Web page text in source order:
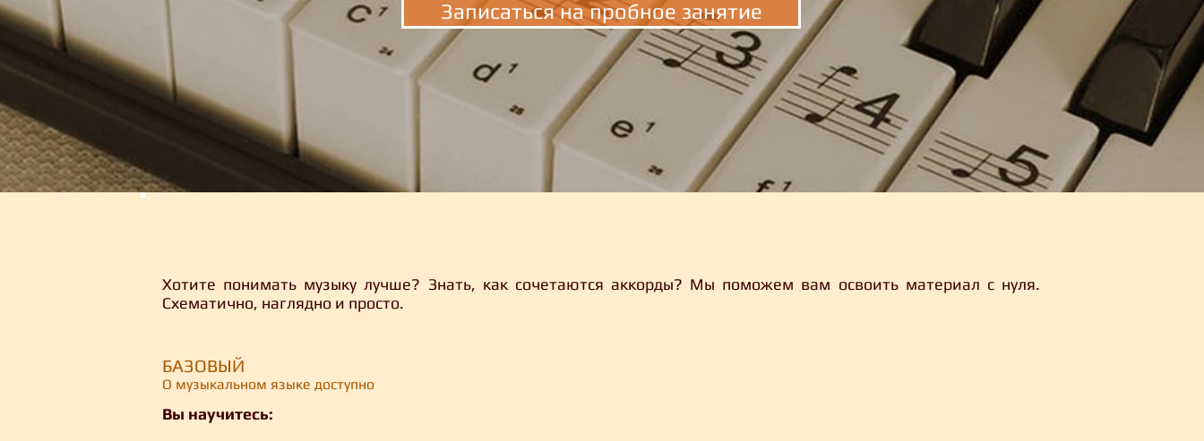
Записаться на пробное занятие
Хотите понимать музыку лучше? Знать, как сочетаются аккорды? Мы поможем вам освоить материал с нуля.
Схематично, наглядно и просто.
БАЗОВЫЙ
О музыкальном языке доступно
Вы научитесь: